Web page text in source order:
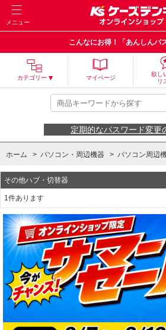
メニュー
こんなにお得！「あんしんパ
カテゴリー マイページ
欲し
リ
定期的なパスワード変更
ホーム > パソコン・周辺機器 > パソコン周辺
その他ハブ・切替器
1件あります